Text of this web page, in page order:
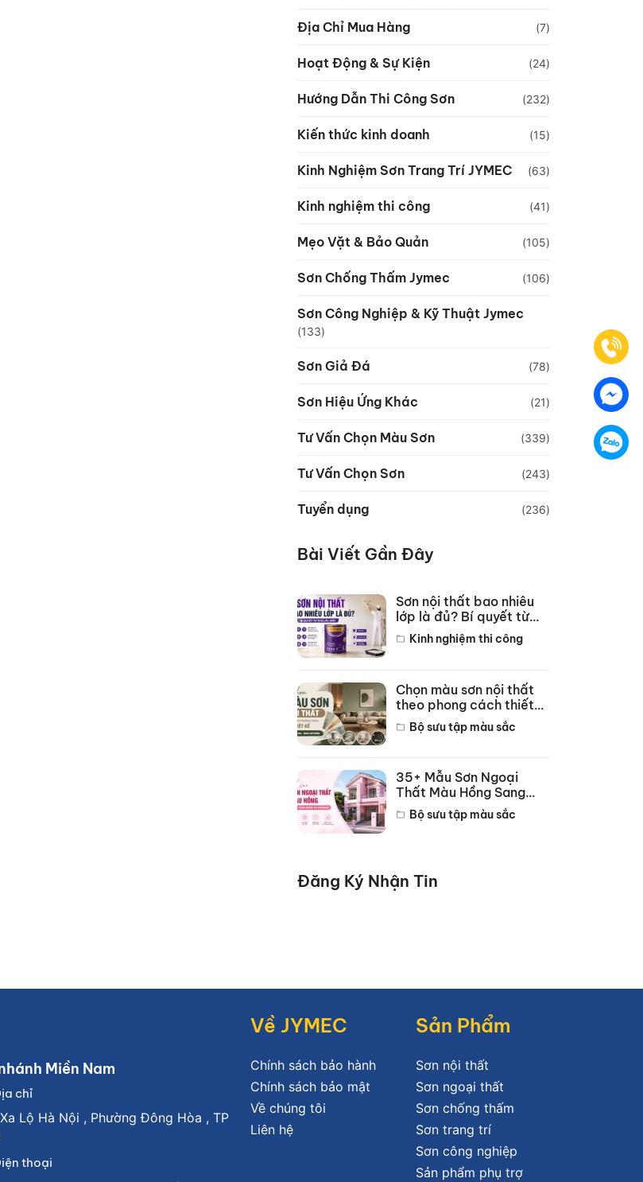
Địa Chỉ Mua Hàng (7)
Hoạt Động & Sự Kiện (24)
Hướng Dẫn Thi Công Sơn (232)
Kiến thức kinh doanh (15)
Kinh Nghiệm Sơn Trang Trí JYMEC (63)
Kinh nghiệm thi công (41)
Mẹo Vặt & Bảo Quản (105)
Sơn Chống Thấm Jymec (106)
Sơn Công Nghiệp & Kỹ Thuật Jymec
(133)
Sơn Giả Đá (78)
Sơn Hiệu Ứng Khác (21)
Tư Vấn Chọn Màu Sơn (339)
Tư Vấn Chọn Sơn (243)
Tuyển dụng (236)
Bài Viết Gần Đây
Sơn nội thất bao nhiêu
lớp là đủ? Bí quyết từ
thợ lâu năm
Kinh nghiệm thi công
Chọn màu sơn nội thất
theo phong cách thiết
kế hot năm 2026
Bộ sưu tập màu sắc
35+ Mẫu Sơn Ngoại
Thất Màu Hồng Sang
Trọng Đẹp Nhất 2026
Bộ sưu tập màu sắc
Đăng Ký Nhận Tin
Miền Nam
chỉ
Lộ Hà Nội , Phường Đông Hòa , TP
thoại
Về JYMEC
Chính sách bảo hành
Chính sách bảo mật
Về chúng tôi
Liên hệ
Sản Phẩm
Sơn nội thất
Sơn ngoại thất
Sơn chống thấm
Sơn trang trí
Sơn công nghiệp
Sản phẩm phụ trợ